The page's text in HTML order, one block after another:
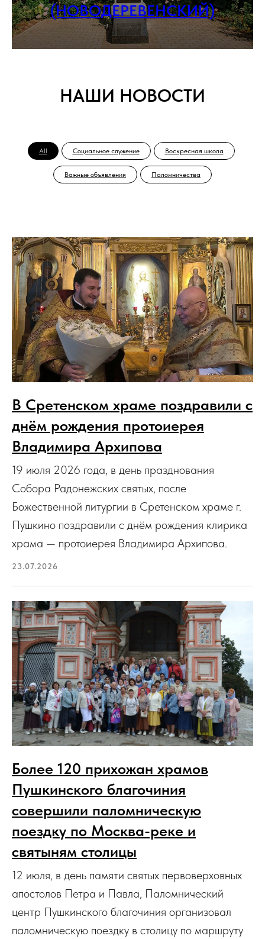
(НОВОДЕРЕВЕНСКИЙ)
НАШИ НОВОСТИ
All Социальное служение Воскресная школа
Важные объявления Паломничества
В Сретенском храме поздравили с
днём рождения протоиерея
Владимира Архипова
19 июля 2026 года, в день празднования
Собора Радонежских святых, после
Божественной литургии в Сретенском храме г.
Пушкино поздравили с днём рождения клирика
храма — протоиерея Владимира Архипова.
23.07.2026
Более 120 прихожан храмов
Пушкинского благочиния
совершили паломническую
поездку по Москва-реке и
святыням столицы
12 июля, в день памяти святых первоверховных
апостолов Петра и Павла, Паломнический
центр Пушкинского благочиния организовал
паломническую поездку в столицу по маршруту